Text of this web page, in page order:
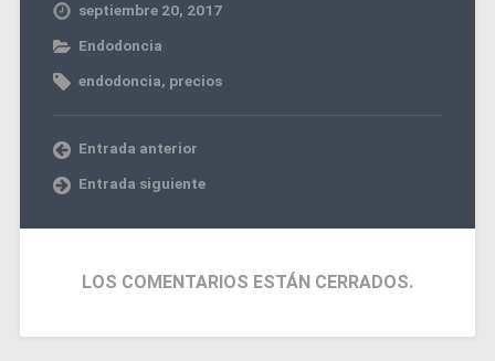
septiembre 20, 2017
Endodoncia
endodoncia, precios
Entrada anterior
Entrada siguiente
LOS COMENTARIOS ESTÁN CERRADOS.